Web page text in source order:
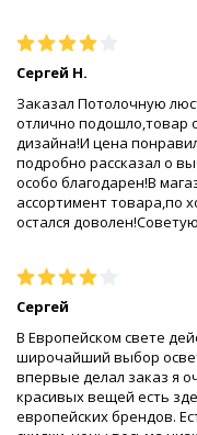
Сергей Н.
Заказал Потолочную
отлично подошло,товар
дизайна!И цена
подробно рассказал о
особо благодарен!В
ассортимент товара,по
остался
Сергей
В Европейском свете
широчайший выбор
впервые делал заказ я
красивых вещей есть
европейских брендов.